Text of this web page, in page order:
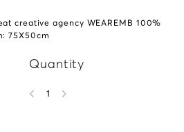
creative agency WEAREMB 100%
75X50cm
Quantity
1